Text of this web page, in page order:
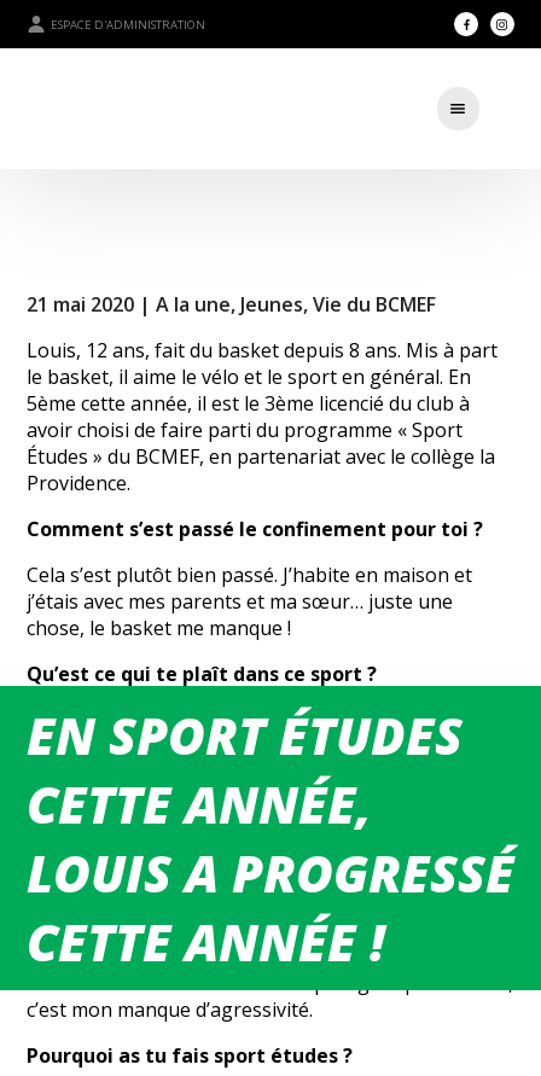
ESPACE D'ADMINISTRATION
EN SPORT ÉTUDES
CETTE ANNÉE,
LOUIS A PROGRESSÉ
CETTE ANNÉE !
21 mai 2020 |A la une, Jeunes,Vie du BCMEF
Louis, 12 ans, fait du basket depuis 8 ans. Mis à part
le basket, il aime le vélo et le sport en général. En
5ème cette année, il est le 3ème licencié du club à
avoir choisi de faire parti du programme « Sport
Études » du BCMEF, en partenariat avec le collège la
Providence.
Comment s’est passé le confinement pour toi ?
Cela s’est plutôt bien passé. J’habite en maison et
j’étais avec mes parents et ma sœur… juste une
chose, le basket me manque !
Qu’est ce qui te plaît dans ce sport ?
Ce qui me plaît dans ce sport, c’est le jeu collectif et
l’équipe, dont je fais parti depuis plusieurs années au
Quel est ton joueur préféré ?
C’est Stephen Curry.
Quels sont tes points forts et tes points faibles?
Mes points forts sont le shoot, mon assiduité aux
c’est mon manque d’agressivité.
Pourquoi as tu fais sport études ?